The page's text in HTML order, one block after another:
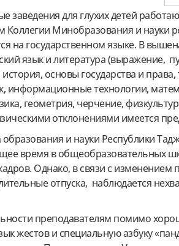
заведения для глухих детей
Минобразования и науки
на государственном языке. В
язык и литература (выражение,
основы государства и права,
информационные технологии,
геометрия, черчение,
отклонениями имеется
и науки Республики
время в общеобразовательных
Однако, в связи с изменением
отпуска, наблюдается
преподавателям помимо
жестов и специальную азбуку